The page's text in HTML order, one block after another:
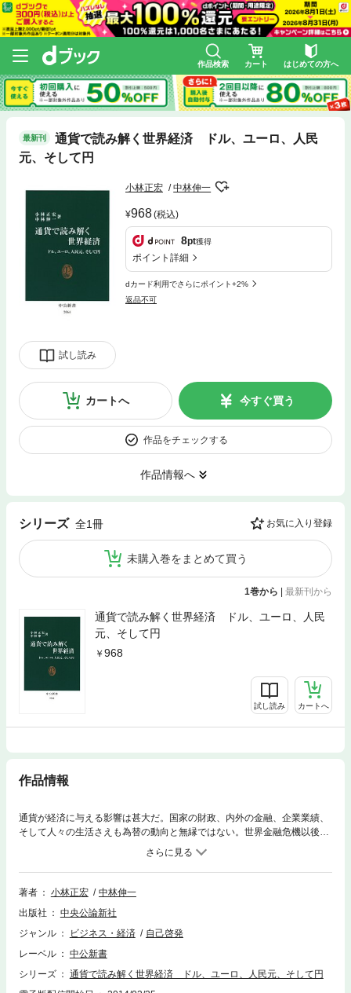
作品検索 カート はじめての方へ
最新刊
通貨で読み解く世界経済 ドル、ユーロ、人民
元、そして円
試し読み
小林正宏 中林伸一
968(税込)
8pt獲得
ポイント詳細
dカード利用でさらにポイント+2%
返品不可
カートへ 今すぐ買う
作品をチェックする
作品情報へ
シリーズ 全1冊 お気に入り登録
未購入巻をまとめて買う
1巻から 最新刊から
通貨で読み解く世界経済 ドル、ユーロ、人民
元、そして円
968
試し読み カートへ
作品情報
通貨が経済に与える影響は甚大だ。国家の財政、内外の金融、企業業績、
そして人々の生活さえも為替の動向と無縁ではない。世界金融危機以後、
不安定さを増した金融システムと経済の動きを精緻に検証し、ドル覇権の
行方、ユーロ圏の諸問題、人民元や円の未来を見極める。複雑に絡み合
う”通貨””実体経済””財政金融政策”の三つ巴を歴史を踏まえて読みほどき、
世界経済の持続的成長のためにいま何をなすべきか考える。
著者 小林正宏
中林伸一
出版社
中央公論新社
ジャンル
ビジネス・経済
自己啓発
レーベル
中公新書
シリーズ
通貨で読み解く世界経済 ドル、ユーロ、人民元、そして円